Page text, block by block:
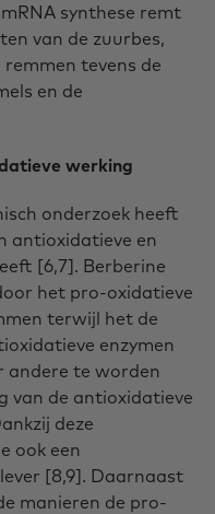
synthese remt
van de zuurbes,
tevens de
en de
werking
onderzoek heeft
antioxidatieve en
[6,7]. Berberine
het pro-oxidatieve
terwijl het de
enzymen
te worden
van de antioxidatieve
deze
ook een
[8,9]. Daarnaast
manieren de pro-